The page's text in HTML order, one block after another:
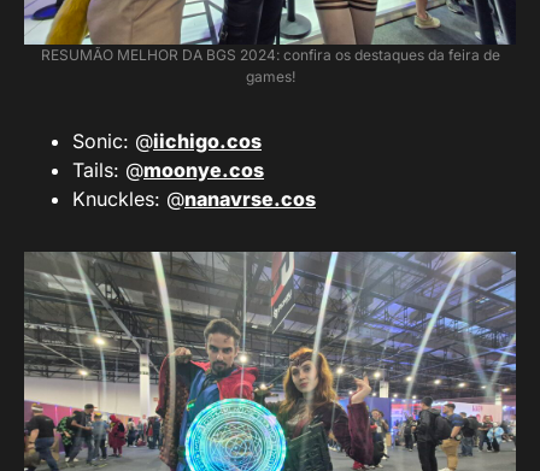
RESUMÃO MELHOR DA BGS 2024: confira os destaques da feira de
games!
Sonic: @iichigo.cos
Tails: @moonye.cos
Knuckles: @nanavrse.cos